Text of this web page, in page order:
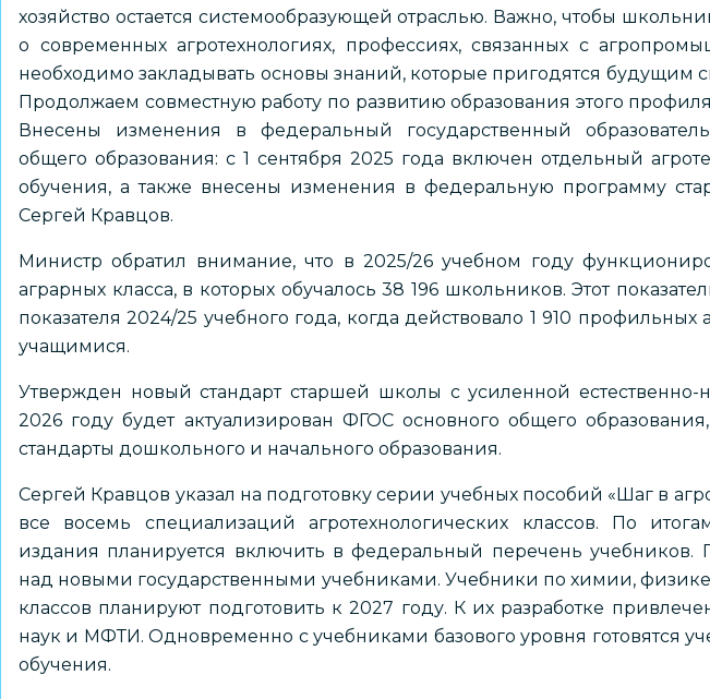
хозяйство остается системообразующей отраслью. Важно, чтобы
о современных агротехнологиях, профессиях, связанных с
необходимо закладывать основы знаний, которые пригодятся будущим
Продолжаем совместную работу по развитию образования этого
Внесены изменения в федеральный государственный
общего образования: с 1 сентября 2025 года включен отдельный
обучения, а также внесены изменения в федеральную программу
Сергей Кравцов.
Министр обратил внимание, что в 2025/26 учебном году
аграрных класса, в которых обучалось 38 196 школьников. Этот
показателя 2024/25 учебного года, когда действовало 1 910 профильных
учащимися.
Утвержден новый стандарт старшей школы с усиленной естественно-
2026 году будет актуализирован ФГОС основного общего
стандарты дошкольного и начального образования.
Сергей Кравцов указал на подготовку серии учебных пособий «Шаг в
все восемь специализаций агротехнологических классов. По
издания планируется включить в федеральный перечень учебников.
над новыми государственными учебниками. Учебники по химии,
классов планируют подготовить к 2027 году. К их разработке
наук и МФТИ. Одновременно с учебниками базового уровня готовятся
обучения.